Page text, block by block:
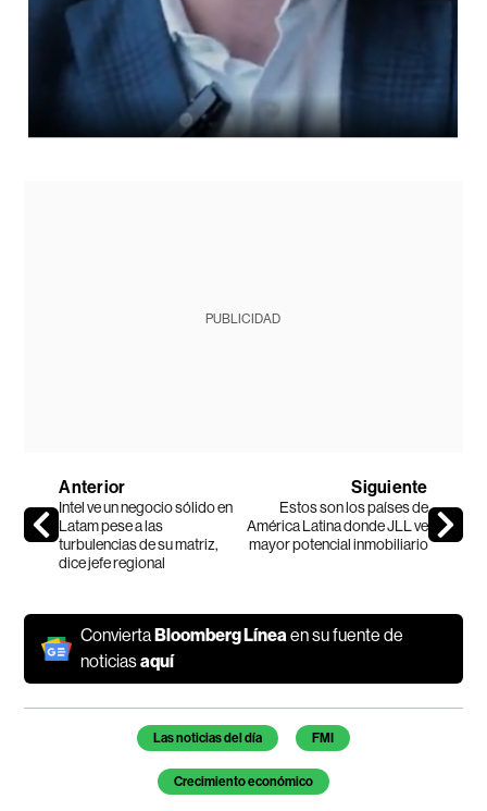
PUBLICIDAD
Anterior
Intel ve un negocio sólido en
Latam pese a las
turbulencias de su matriz,
dice jefe regional
Siguiente
Estos son los países de
América Latina donde JLL ve
mayor potencial inmobiliario
ConviertaBloomberg Líneaen su fuente de
noticiasaquí
Temas de este artículo
Las noticias del día FMI
Crecimiento económico